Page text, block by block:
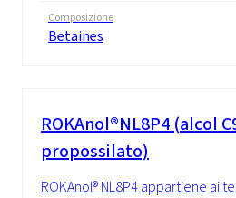
Composizione
Betaines
ROKAnol®NL8P4 (alcol
propossilato)
ROKAnol® NL8P4 appartiene ai